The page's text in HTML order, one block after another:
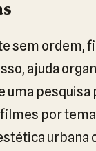
sem ordem,
ajuda
uma pesquisa
por
urbana